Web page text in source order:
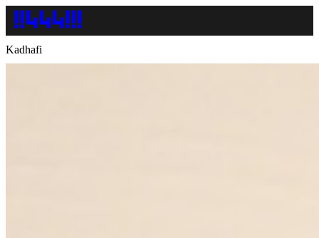
Kadhafi